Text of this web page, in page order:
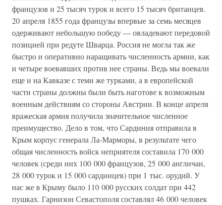
французов и 25 тысяч турок и всего 15 тысяч британцев.
20 апреля 1855 года французы впервые за семь месяцев
одерживают небольшую победу — овладевают передовой
позицией при редуте Шварца. Россия не могла так же
быстро и оперативно наращивать численность армии, как
и четыре воевавших против нее страны. Ведь мы воевали
еще и на Кавказе с теми же турками, а в европейской
части страны должны были быть наготове к возможным
военным действиям со стороны Австрии. В конце апреля
вражеская армия получила значительное численное
преимущество. Дело в том, что Сардиния отправила в
Крым корпус генерала Ла-Марморы, в результате чего
общая численность войск неприятеля составила 170 000
человек (среди них 100 000 французов, 25 000 англичан,
28 000 турок и 15 000 сардинцев) при 1 тыс. орудий. У
нас же в Крыму было 110 000 русских солдат при 442
пушках. Гарнизон Севастополя составлял 46 000 человек